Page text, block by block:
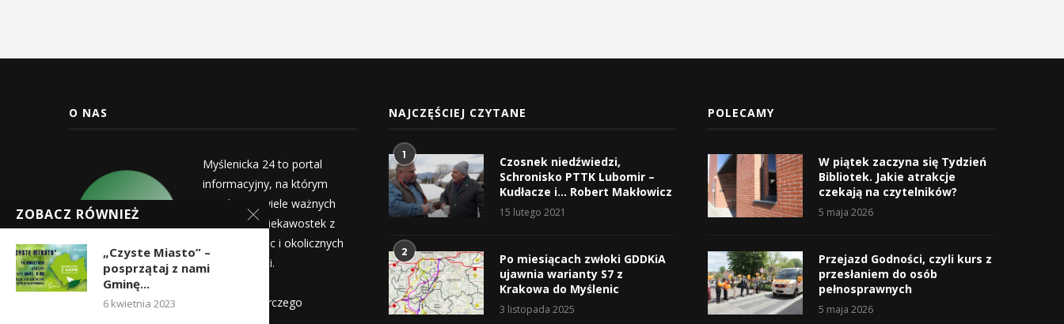
O NAS
Myślenicka 24 to portal
informacyjny, na którym
znajdziecie wiele ważnych
informacji i ciekawostek z
życia Myślenic i okolicznych
miejscowości.
Myślenicka Agencja Rozwoju Gospodarczego
NAJCZĘŚCIEJ CZYTANE
1
Czosnek niedźwiedzi,
Schronisko PTTK Lubomir –
Kudłacze i… Robert Makłowicz
15 lutego 2021
2
Po miesiącach zwłoki GDDKiA
ujawnia warianty S7 z
Krakowa do Myślenic
3 listopada 2025
POLECAMY
W piątek zaczyna się Tydzień
Bibliotek. Jakie atrakcje
czekają na czytelników?
5 maja 2026
Przejazd Godności, czyli kurs z
przesłaniem do osób
pełnosprawnych
5 maja 2026
ZOBACZ RÓWNIEŻ
„Czyste Miasto” –
posprzątaj z nami
Gminę...
6 kwietnia 2023